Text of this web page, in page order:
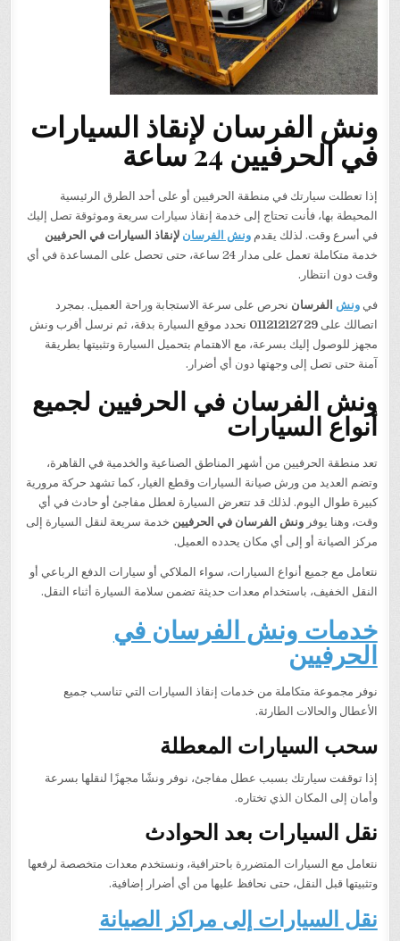
ونش الفرسان لإنقاذ السيارات
في الحرفيين 24 ساعة
إذا تعطلت سيارتك في منطقة الحرفيين أو على أحد الطرق الرئيسية
المحيطة بها، فأنت تحتاج إلى خدمة إنقاذ سيارات سريعة وموثوقة تصل إليك
في أسرع وقت. لذلك يقدمونش الفرسان لإنقاذ السيارات في الحرفيين
خدمة متكاملة تعمل على مدار 24 ساعة، حتى تحصل على المساعدة في أي
وقت دون انتظار.
فيونش الفرسان نحرص على سرعة الاستجابة وراحة العميل. بمجرد
اتصالك على01121212729 نحدد موقع السيارة بدقة، ثم نرسل أقرب ونش
مجهز للوصول إليك بسرعة، مع الاهتمام بتحميل السيارة وتثبيتها بطريقة
آمنة حتى تصل إلى وجهتها دون أي أضرار.
ونش الفرسان في الحرفيين لجميع
أنواع السيارات
تعد منطقة الحرفيين من أشهر المناطق الصناعية والخدمية في القاهرة،
وتضم العديد من ورش صيانة السيارات وقطع الغيار، كما تشهد حركة مرورية
كبيرة طوال اليوم. لذلك قد تتعرض السيارة لعطل مفاجئ أو حادث في أي
وقت، وهنا يوفرونش الفرسان في الحرفيين خدمة سريعة لنقل السيارة إلى
مركز الصيانة أو إلى أي مكان يحدده العميل.
نتعامل مع جميع أنواع السيارات، سواء الملاكي أو سيارات الدفع الرباعي أو
النقل الخفيف، باستخدام معدات حديثة تضمن سلامة السيارة أثناء النقل.
خدمات ونش الفرسان في
الحرفيين
نوفر مجموعة متكاملة من خدمات إنقاذ السيارات التي تناسب جميع
الأعطال والحالات الطارئة.
سحب السيارات المعطلة
إذا توقفت سيارتك بسبب عطل مفاجئ، نوفر ونشًا مجهزًا لنقلها بسرعة
وأمان إلى المكان الذي تختاره.
نقل السيارات بعد الحوادث
نتعامل مع السيارات المتضررة باحترافية، ونستخدم معدات متخصصة لرفعها
وتثبيتها قبل النقل، حتى نحافظ عليها من أي أضرار إضافية.
نقل السيارات إلى مراكز الصيانة